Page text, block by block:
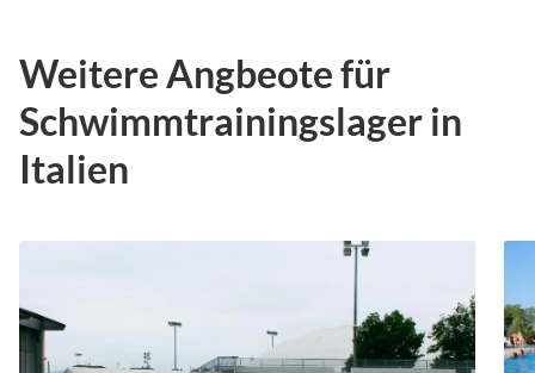
Weitere Angbeote für
Schwimmtrainingslager in
Italien